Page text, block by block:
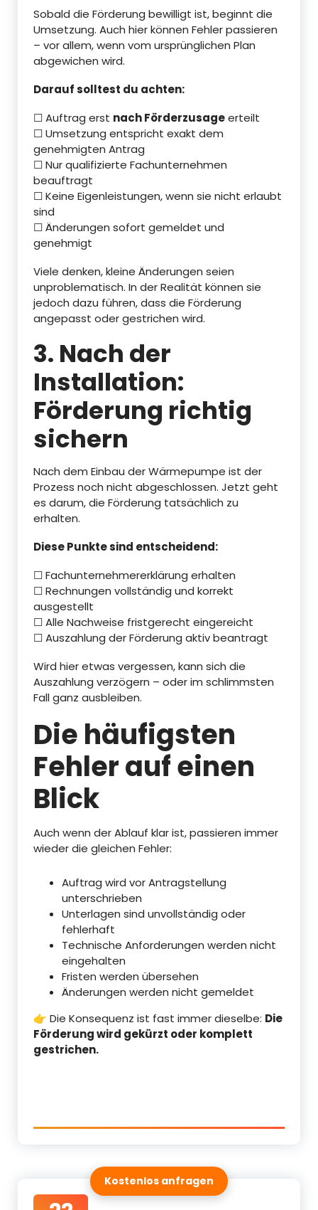
Sobald die Förderung bewilligt ist, beginnt die
Umsetzung. Auch hier können Fehler passieren
– vor allem, wenn vom ursprünglichen Plan
abgewichen wird.
Darauf solltest du achten:
☐ Auftrag erst nach Förderzusageerteilt
☐ Umsetzung entspricht exakt dem
genehmigten Antrag
☐ Nur qualifizierte Fachunternehmen
beauftragt
☐ Keine Eigenleistungen, wenn sie nicht erlaubt
sind
☐ Änderungen sofort gemeldet und
genehmigt
Viele denken, kleine Änderungen seien
unproblematisch. In der Realität können sie
jedoch dazu führen, dass die Förderung
angepasst oder gestrichen wird.
3. Nach der
Installation:
Förderung richtig
sichern
Nach dem Einbau der Wärmepumpe ist der
Prozess noch nicht abgeschlossen. Jetzt geht
es darum, die Förderung tatsächlich zu
erhalten.
Diese Punkte sind entscheidend:
☐ Fachunternehmererklärung erhalten
☐ Rechnungen vollständig und korrekt
ausgestellt
☐ Alle Nachweise fristgerecht eingereicht
☐ Auszahlung der Förderung aktiv beantragt
Wird hier etwas vergessen, kann sich die
Auszahlung verzögern – oder im schlimmsten
Fall ganz ausbleiben.
Die häufigsten
Fehler auf einen
Blick
Auch wenn der Ablauf klar ist, passieren immer
wieder die gleichen Fehler:
Auftrag wird vor Antragstellung
unterschrieben
Unterlagen sind unvollständig oder
fehlerhaft
Technische Anforderungen werden nicht
eingehalten
Fristen werden übersehen
Änderungen werden nicht gemeldet
👉 Die Konsequenz ist fast immer dieselbe: Die
Förderung wird gekürzt oder komplett
gestrichen.
Kostenlos anfragen